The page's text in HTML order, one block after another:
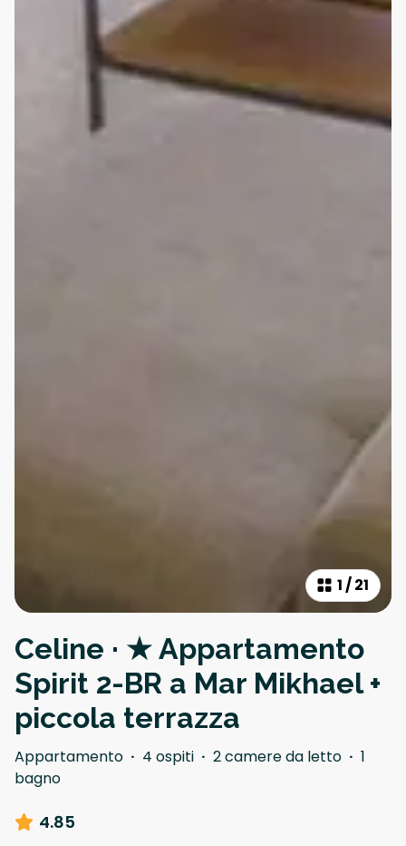
1 /21
Celine · ★ Appartamento
Spirit 2-BR a Mar Mikhael +
piccola terrazza
Appartamento · 4 ospiti · 2 camere da letto · 1
bagno
4.85